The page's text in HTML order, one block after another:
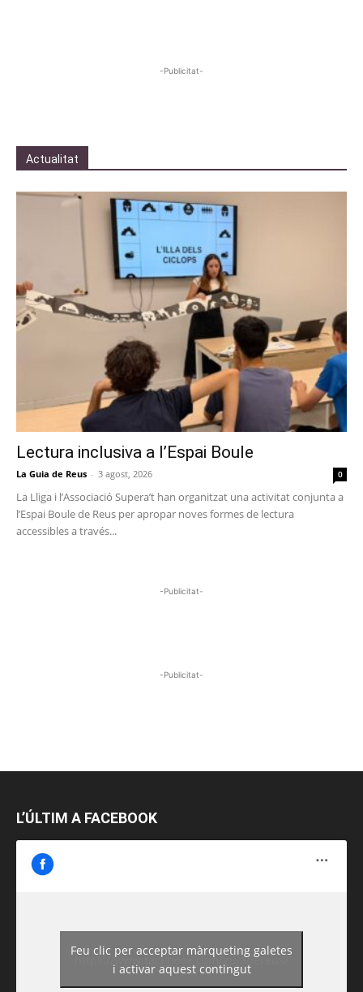
-Publicitat-
Actualitat
Lectura inclusiva a l’Espai Boule
La Guia de Reus - 3 agost, 2026 0
La Lliga i l’Associació Supera’t han organitzat una activitat conjunta a
l’Espai Boule de Reus per apropar noves formes de lectura
accessibles a través...
-Publicitat-
-Publicitat-
L’ÚLTIM A FACEBOOK
https://www.facebook.com/guiadereus/
Feu clic per acceptar màrqueting galetes
i activar aquest contingut